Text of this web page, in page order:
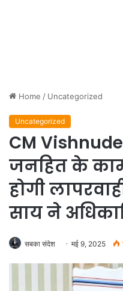
Home / Uncategorized
Uncategorized
CM
जनहित के
होगी
साय ने
सबका संदेश मई 9, 2025